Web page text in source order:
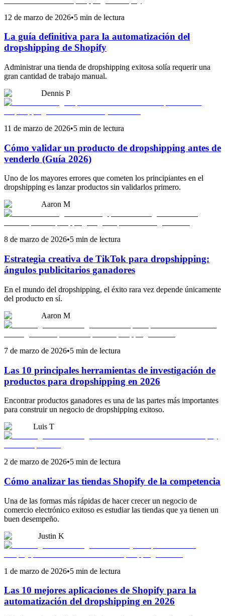
12 de marzo de 2026•5 min de lectura
La guía definitiva para la automatización del
dropshipping de Shopify
Administrar una tienda de dropshipping exitosa solía requerir una
gran cantidad de trabajo manual.
Dennis P
11 de marzo de 2026•5 min de lectura
Cómo validar un producto de dropshipping antes de
venderlo (Guía 2026)
Uno de los mayores errores que cometen los principiantes en el
dropshipping es lanzar productos sin validarlos primero.
Aaron M
8 de marzo de 2026•5 min de lectura
Estrategia creativa de TikTok para dropshipping:
ángulos publicitarios ganadores
En el mundo del dropshipping, el éxito rara vez depende únicamente
del producto en sí.
Aaron M
7 de marzo de 2026•5 min de lectura
Las 10 principales herramientas de investigación de
productos para dropshipping en 2026
Encontrar productos ganadores es una de las partes más importantes
para construir un negocio de dropshipping exitoso.
Luis T
2 de marzo de 2026•5 min de lectura
Cómo analizar las tiendas Shopify de la competencia
Una de las formas más rápidas de hacer crecer un negocio de
comercio electrónico exitoso es estudiar las tiendas que ya tienen un
buen desempeño.
Justin K
1 de marzo de 2026•5 min de lectura
Las 10 mejores aplicaciones de Shopify para la
automatización del dropshipping en 2026